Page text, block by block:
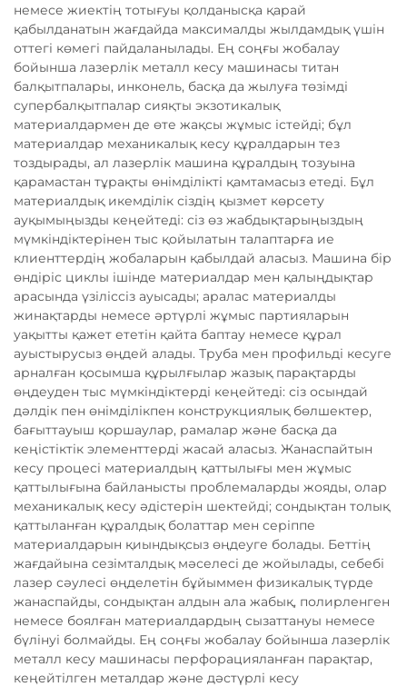
немесе жиектің тотығуы қолданысқа қарай
қабылданатын жағдайда максималды жылдамдық үшін
оттегі көмегі пайдаланылады. Ең соңғы жобалау
бойынша лазерлік металл кесу машинасы титан
балқытпалары, инконель, басқа да жылуға төзімді
супербалқытпалар сияқты экзотикалық
материалдармен де өте жақсы жұмыс істейді; бұл
материалдар механикалық кесу құралдарын тез
тоздырады, ал лазерлік машина құралдың тозуына
қарамастан тұрақты өнімділікті қамтамасыз етеді. Бұл
материалдық икемділік сіздің қызмет көрсету
ауқымыңызды кеңейтеді: сіз өз жабдықтарыңыздың
мүмкіндіктерінен тыс қойылатын талаптарға ие
клиенттердің жобаларын қабылдай аласыз. Машина бір
өндіріс циклы ішінде материалдар мен қалыңдықтар
арасында үзіліссіз ауысады; аралас материалды
жинақтарды немесе әртүрлі жұмыс партияларын
уақытты қажет ететін қайта баптау немесе құрал
ауыстырусыз өңдей алады. Труба мен профильді кесуге
арналған қосымша құрылғылар жазық парақтарды
өңдеуден тыс мүмкіндіктерді кеңейтеді: сіз осындай
дәлдік пен өнімділікпен конструкциялық бөлшектер,
бағыттауыш қоршаулар, рамалар және басқа да
кеңістіктік элементтерді жасай аласыз. Жанаспайтын
кесу процесі материалдың қаттылығы мен жұмыс
қаттылығына байланысты проблемаларды жояды, олар
механикалық кесу әдістерін шектейді; сондықтан толық
қаттыланған құралдық болаттар мен серіппе
материалдарын қиындықсыз өңдеуге болады. Беттің
жағдайына сезімталдық мәселесі де жойылады, себебі
лазер сәулесі өңделетін бұйыммен физикалық түрде
жанаспайды, сондықтан алдын ала жабық, полирленген
немесе боялған материалдардың сызаттануы немесе
бүлінуі болмайды. Ең соңғы жобалау бойынша лазерлік
металл кесу машинасы перфорацияланған парақтар,
кеңейтілген металдар және дәстүрлі кесу